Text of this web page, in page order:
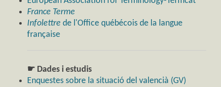
France Terme
Infolettre de l'Office québécois de la langue
française
☛ Dades i estudis
Enquestes sobre la situació del valencià (GV)